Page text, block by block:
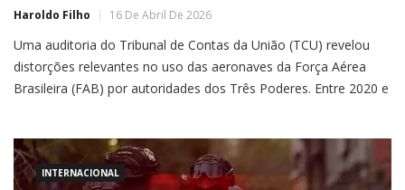
Haroldo Filho 16 De Abril De 2026
Uma auditoria do Tribunal de Contas da União (TCU) revelou
distorções relevantes no uso das aeronaves da Força Aérea
Brasileira (FAB) por autoridades dos Três Poderes. Entre 2020 e
ocupantes — número significativamente inferior à capacidade
das aeronaves, que
INTERNACIONAL